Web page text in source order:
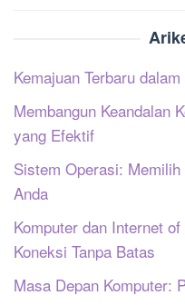
Kemajuan Terbaru
Membangun Keandalan
yang Efektif
Sistem Operasi:
Anda
Komputer dan Internet
Koneksi Tanpa Batas
Masa Depan Komputer: